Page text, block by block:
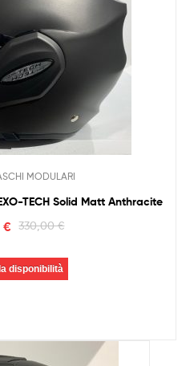
MODULARI
TECH Solid Matt Anthracite
330,00€
€
disponibilità